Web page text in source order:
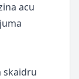
acu
skaidru